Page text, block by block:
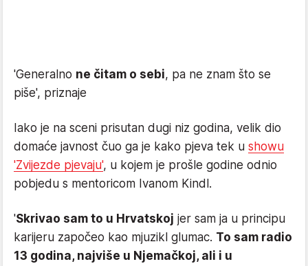
'Generalno ne čitam o sebi, pa ne znam što se
piše', priznaje
Iako je na sceni prisutan dugi niz godina, velik dio
domaće javnost čuo ga je kako pjeva tek u showu
'Zvijezde pjevaju', u kojem je prošle godine odnio
pobjedu s mentoricom Ivanom Kindl.
'Skrivao sam to u Hrvatskoj jer sam ja u principu
karijeru započeo kao mjuzikl glumac. To sam radio
13 godina, najviše u Njemačkoj, ali i u